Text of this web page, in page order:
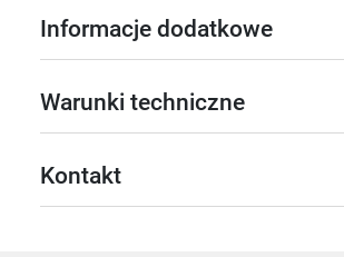
Informacje dodatkowe
Warunki techniczne
Kontakt